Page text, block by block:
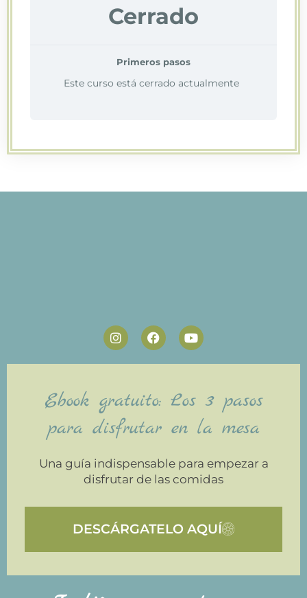
Cerrado
Primeros pasos
Este curso está cerrado actualmente
Ebook gratuito: Los 3 pasos
para disfrutar en la mesa
Una guía indispensable para empezar a
disfrutar de las comidas
DESCÁRGATELO AQUÍ